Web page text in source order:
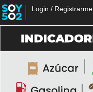
Login / Registrarme